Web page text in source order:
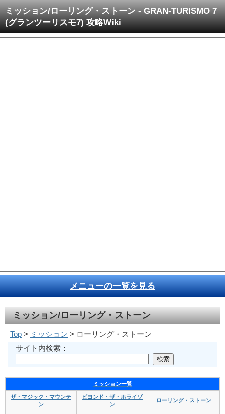
ミッション/ローリング・ストーン - GRAN-TURISMO 7
(グランツーリスモ7) 攻略Wiki
メニューの一覧を見る
ミッション/ローリング・ストーン
Top > ミッション > ローリング・ストーン
サイト内検索：
ミッション一覧
ザ・マジック・マウンテ
ン
ビヨンド・ザ・ホライゾ
ン
ローリング・ストーン